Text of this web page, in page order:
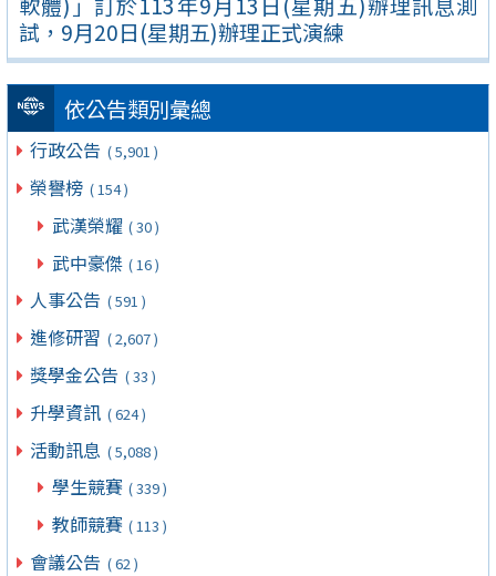
試，9月20日(星期五)辦理正式演練
依公告類別彙總
行政公告 ( 5,901 )
榮譽榜 ( 154 )
武漢榮耀 ( 30 )
武中豪傑 ( 16 )
人事公告 ( 591 )
進修研習 ( 2,607 )
獎學金公告 ( 33 )
升學資訊 ( 624 )
活動訊息 ( 5,088 )
學生競賽 ( 339 )
教師競賽 ( 113 )
會議公告 ( 62 )